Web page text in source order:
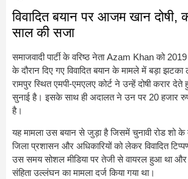
विवादित बयान पर आजम खान दोषी,
साल की सजा
समाजवादी पार्टी के वरिष्ठ नेताAzam Khanको 2019
के दौरान दिए गए विवादित बयान के मामले में बड़ा
रामपुर स्थित एमपी-एमएलए कोर्ट ने उन्हें दोषी करार देते
सुनाई है। इसके साथ ही अदालत ने उन पर 20 हजार
है।
यह मामला उस बयान से जुड़ा है जिसमें चुनावी रोड शो
जिला प्रशासन और अधिकारियों को लेकर विवादित
उस समय सोशल मीडिया पर तेजी से वायरल हुआ था और
संहिता उल्लंघन का मामला दर्ज किया गया था।